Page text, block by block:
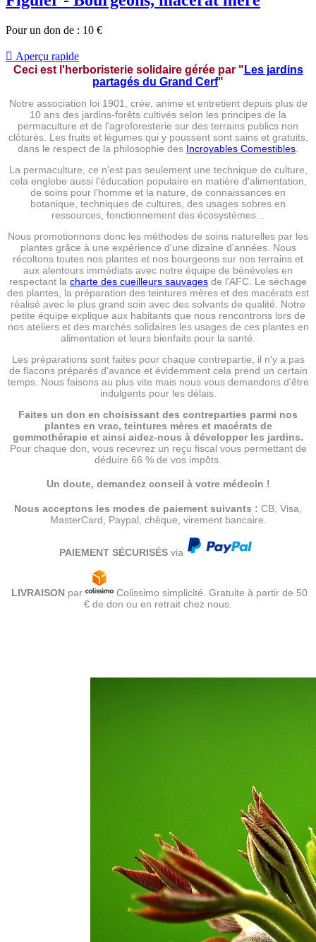
Pour un don de : 10 €
 Aperçu rapide
Ceci est l'herboristerie solidaire gérée par " Les jardins
partagés du Grand Cerf"
Notre association loi 1901, crée, anime et entretient depuis plus de
10 ans des jardins-forêts cultivés selon les principes de la
permaculture et de l'agroforesterie sur des terrains publics non
clôturés. Les fruits et légumes qui y poussent sont sains et gratuits,
dans le respect de la philosophie des Incroyables Comestibles
La permaculture, ce n'est pas seulement une technique de culture,
cela englobe aussi l'éducation populaire en matière d'alimentation,
de soins pour l'homme et la nature, de connaissances en
botanique, techniques de cultures, des usages sobres en
ressources, fonctionnement des écosystèmes...
Nous promotionnons donc les méthodes de soins naturelles par les
plantes grâce à une expérience d'une dizaine d'années. Nous
récoltons toutes nos plantes et nos bourgeons sur nos terrains et
aux alentours immédiats avec notre équipe de bénévoles en
respectant la charte des cueilleurs sauvages de l'AFC. Le séchage
des plantes, la préparation des teintures mères et des macérats est
réalisé avec le plus grand soin avec des solvants de qualité. Notre
petite équipe explique aux habitants que nous rencontrons lors de
nos ateliers et des marchés solidaires les usages de ces plantes en
alimentation et leurs bienfaits pour la santé.
Les préparations sont faites pour chaque contrepartie, il n'y a pas
de flacons préparés d'avance et évidemment cela prend un certain
temps. Nous faisons au plus vite mais nous vous demandons d'être
indulgents pour les délais.
Faites un don en choisissant des contreparties parmi nos
plantes en vrac, teintures mères et macérats de
gemmothérapie et ainsi aidez-nous à développer les jardins.
Pour chaque don, vous recevrez un reçu fiscal vous permettant de
déduire 66 % de vos impôts.
Un doute, demandez conseil à votre médecin !
Nous acceptons les modes de paiement suivants : CB, Visa,
MasterCard, Paypal, chèque, virement bancaire.
PAIEMENT SÉCURISÉS via
LIVRAISON par
Colissimo simplicité. Gratuite à partir de 50
€ de don ou en retrait chez nous.